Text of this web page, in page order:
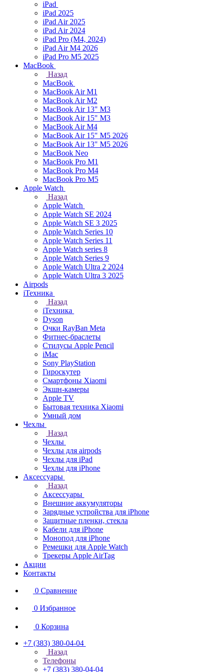
iPad
iPad 2025
iPad Air 2025
iPad Air 2024
iPad Pro (M4, 2024)
iPad Air M4 2026
iPad Pro M5 2025
MacBook
Назад
MacBook
MacBook Air M1
MacBook Air M2
MacBook Air 13" M3
MacBook Air 15" M3
MacBook Air M4
MacBook Air 15" М5 2026
MacBook Air 13" М5 2026
MacBook Neo
MacBook Pro M1
MacBook Pro M4
MacBook Pro M5
Apple Watch
Назад
Apple Watch
Apple Watch SE 2024
Apple Watch SE 3 2025
Apple Watch Series 10
Apple Watch Series 11
Apple Watch series 8
Apple Watch Series 9
Apple Watch Ultra 2 2024
Apple Watch Ultra 3 2025
Airpods
iТехника
Назад
iТехника
Dyson
Очки RayBan Meta
Фитнес-браслеты
Стилусы Apple Pencil
iMac
Sony PlayStation
Гироскутер
Смартфоны Xiaomi
Экшн-камеры
Apple TV
Бытовая техника Xiaomi
Умный дом
Чехлы
Назад
Чехлы
Чехлы для airpods
Чехлы для iPad
Чехлы для iPhone
Аксессуары
Назад
Аксессуары
Внешние аккумуляторы
Зарядные устройства для iPhone
Защитные пленки, стекла
Кабели для iPhone
Монопод для iPhone
Ремешки для Apple Watch
Трекеры Apple AirTag
Акции
Контакты
0 Сравнение
0 Избранное
0 Корзина
+7 (383) 380-04-04
Назад
Телефоны
+7 (383) 380-04-04